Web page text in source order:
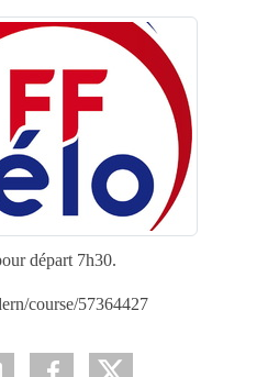
départ 7h30.
course/57364427